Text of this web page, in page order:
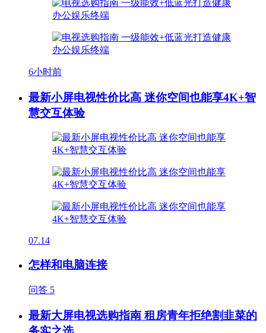
6小时前
最新小屏电视性价比高 迷你空间也能享4K+智
慧交互体验
07.14
怎样和电脑连接
问答 5
最新大屏电视选购指南 租房青年拒绝割韭菜的